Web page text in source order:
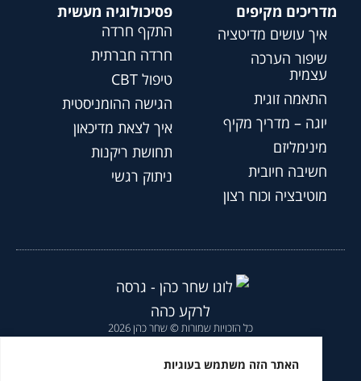
האתר הזה משתמש בעוגיות
מדריכים מקיפים
איך עושים מדיטציה
שיפור הערכה
עצמית
התאמה זוגית
יוגה – מדריך מקיף
מינימליזם
חשיבה חיובית
מוטיבציה וכוח רצון
פסיכולוגיה מעשית
התקף חרדה
חרדה חברתית
טיפול CBT
הגישה ההומניסטית
איך לצאת מדיכאון
תחושת ריקנות
ניתוק רגשי
כל הזכויות שמורות © שחר כהן 2026
הצהרת נגישות|מדיניות פרטיות